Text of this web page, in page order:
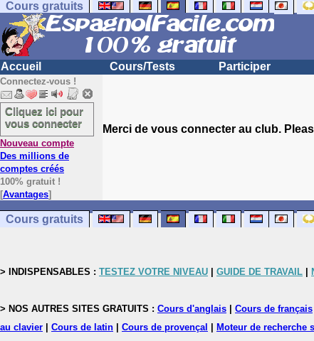
Cours gratuits
Accueil Cours/Tests Participer
Connectez-vous !
Cliquez ici pour
vous connecter
Nouveau compte
Des millions de
comptes créés
100% gratuit !
[Avantages]
Merci de vous connecter au club.
Cours gratuits
> INDISPENSABLES : TESTEZ VOTRE NIVEAU GUIDE DE TRAVAIL
> NOS AUTRES SITES GRATUITS : Cours d'anglais Cours de français
au clavier
Cours de latin Cours de provençal Moteur de recherche